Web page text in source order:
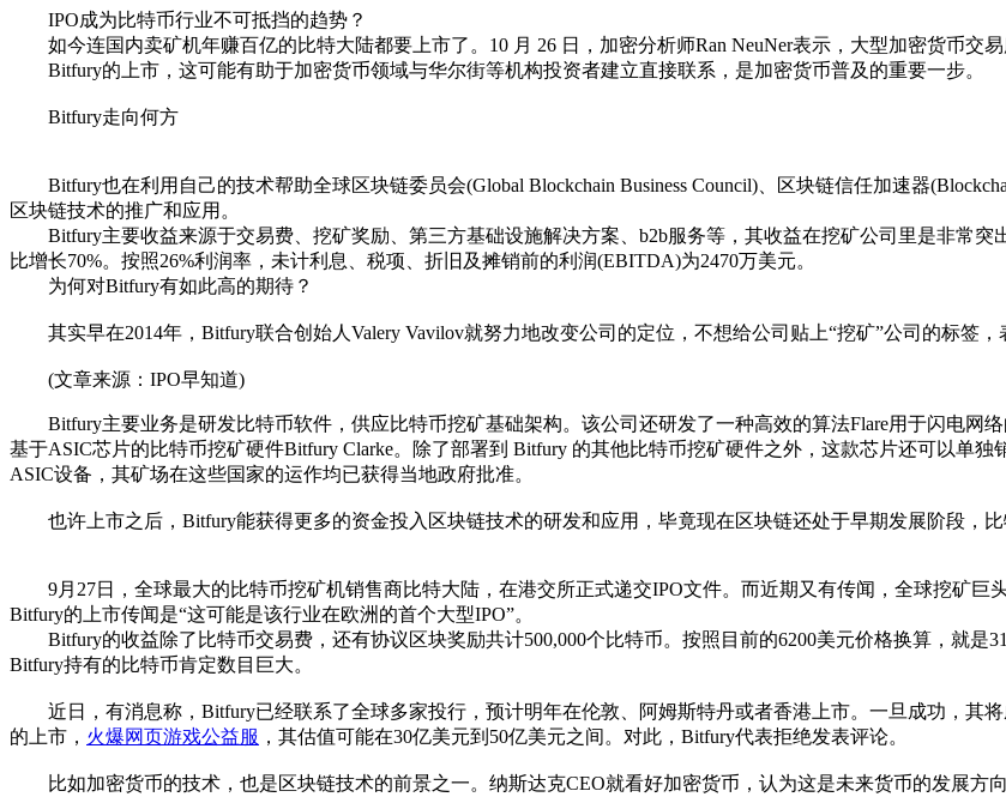
IPO成为比特币行业不可抵挡的趋势？
如今连国内卖矿机年赚百亿的比特大陆都要上市了。10 月 26 日，加密分析师Ran NeuNer表示，大型加密货币交易
Bitfury的上市，这可能有助于加密货币领域与华尔街等机构投资者建立直接联系，是加密货币普及的重要一步。
Bitfury走向何方
Bitfury也在利用自己的技术帮助全球区块链委员会(Global Blockchain Business Council)、区块链信任加速器
区块链技术的推广和应用。
Bitfury主要收益来源于交易费、挖矿奖励、第三方基础设施解决方案、b2b服务等，其收益在挖矿公司里是非常突
比增长70%。按照26%利润率，未计利息、税项、折旧及摊销前的利润(EBITDA)为2470万美元。
为何对Bitfury有如此高的期待？
其实早在2014年，Bitfury联合创始人Valery Vavilov就努力地改变公司的定位，不想给公司贴上“挖矿”公司的标签，
(文章来源：IPO早知道)
Bitfury主要业务是研发比特币软件，供应比特币挖矿基础架构。该公司还研发了一种高效的算法Flare用于闪电网
基于ASIC芯片的比特币挖矿硬件Bitfury Clarke。除了部署到 Bitfury 的其他比特币挖矿硬件之外，这款芯片还可以单
ASIC设备，其矿场在这些国家的运作均已获得当地政府批准。
也许上市之后，Bitfury能获得更多的资金投入区块链技术的研发和应用，毕竟现在区块链还处于早期发展阶段，比
9月27日，全球最大的比特币挖矿机销售商比特大陆，在港交所正式递交IPO文件。而近期又有传闻，全球挖矿巨
Bitfury的上市传闻是“这可能是该行业在欧洲的首个大型IPO”。
Bitfury的收益除了比特币交易费，还有协议区块奖励共计500,000个比特币。按照目前的6200美元价格换算，就是
Bitfury持有的比特币肯定数目巨大。
近日，有消息称，Bitfury已经联系了全球多家投行，预计明年在伦敦、阿姆斯特丹或者香港上市。一旦成功，其
的上市， 火爆网页游戏公益服 ，其估值可能在30亿美元到50亿美元之间。对此，Bitfury代表拒绝发表评论。
比如加密货币的技术，也是区块链技术的前景之一。纳斯达克CEO就看好加密货币，认为这是未来货币的发展方